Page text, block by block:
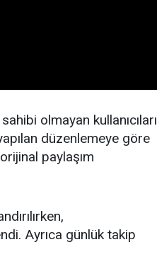
olmayan kullanıcıları
düzenlemeye göre
paylaşım
Ayrıca günlük takip